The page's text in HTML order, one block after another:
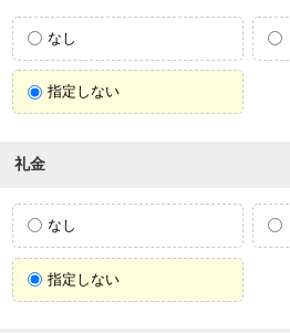
なし
指定しない
礼金
なし
指定しない